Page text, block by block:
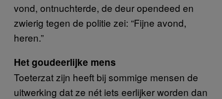
vond, ontnuchterde, de deur opendeed en
zwierig tegen de politie zei: “Fijne avond,
heren.”
Het goudeerlijke mens
Toeterzat zijn heeft bij sommige mensen de
uitwerking dat ze nét iets eerlijker worden dan